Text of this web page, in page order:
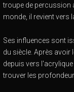
troupe de percussion
monde, il revient vers
Ses influences sont
du siècle. Après
depuis vers
trouver les